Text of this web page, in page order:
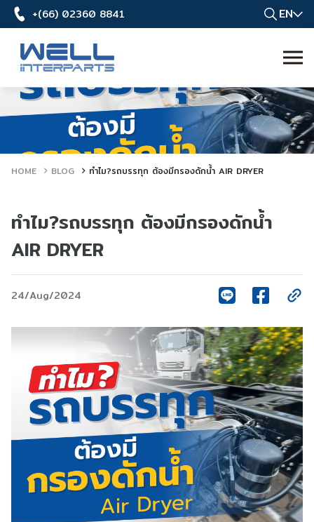
+(66) 02360 8841 EN
HOME BLOG ทำไม?รถบรรทุก ต้องมีกรองดักน้ำ AIR DRYER
ทำไม?รถบรรทุก ต้องมีกรองดักน้ำ
AIR DRYER
24/Aug/2024